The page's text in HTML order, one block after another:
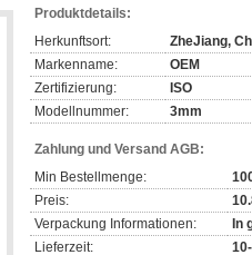
Produktdetails:
Herkunftsort:
ZheJiang,
Markenname:
OEM
Zertifizierung:
ISO
Modellnummer:
3mm
Zahlung und Versand AGB:
Min Bestellmenge:
Preis:
Verpackung Informationen:
In
Lieferzeit: